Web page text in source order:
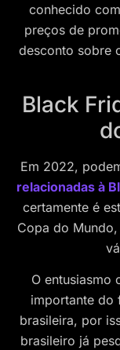
conhecido
preços de
desconto sobre
Black
Em 2022,
relacionadas à
certamente é
Copa do
O entusiasmo
importante do
brasileira, por
brasileiro já